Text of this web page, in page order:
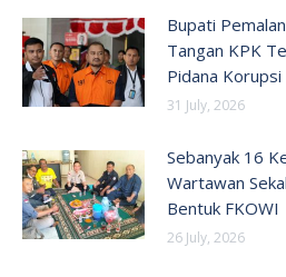
Bupati
Tangan KPK
Pidana Korupsi
31 July, 2026
Sebanyak 16
Wartawan
Bentuk FKOWI
26 July, 2026